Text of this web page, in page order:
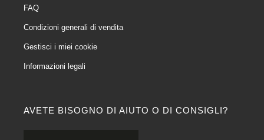
Verniciatura diretta: Ixell Oxelia
Carross ha in stock principalmente la gamma Oxelia di Ixell. Si tratta di
Vernici a brillantezza diretta con una gamma di 23 tonalità conformi ai
una tecnologia riconosciuta da molti carrozzieri per la sua elevata Copertura
della gamma di vernici Oxelia di Ixell è dimostrata dalla facilità di
AVETE BISOGNO DI AIUTO O DI CONSIGLI?
FAQ
Condizioni generali di vendita
Gestisci i miei cookie
Informazioni legali